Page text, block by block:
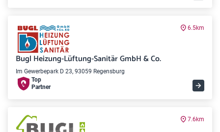
6.5km
Bugl Heizung-Lüftung-Sanitär GmbH & Co.
Im Gewerbepark D 23, 93059 Regensburg
Top
Partner
7.6km